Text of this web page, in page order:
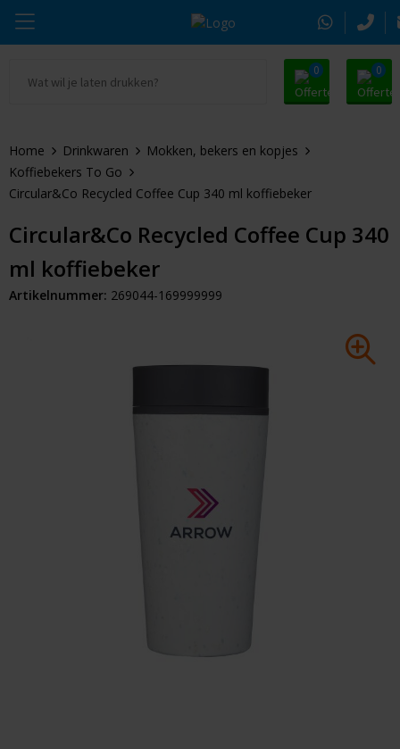
0 0
Drinkwaren
Kleding & Textiel
Tassen & Reizen
Elektronica & Gadgets
Alle promosnoepje
Zomer
Pasen
Kerst
Eindejaarsgeschenken
Thule
Moleskine
Alle merken
Home Drinkwaren
Mokken, bekers en kopjes
Koffiebekers To Go
Circular&Co Recycled Coffee Cup 340 ml koffiebeker
Circular&Co Recycled Coffee Cup 340
ml koffiebeker
Artikelnummer: 269044-169999999